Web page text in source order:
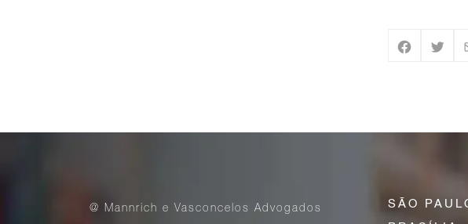
@ Mannrich e Vasconcelos Advogados
SÃO